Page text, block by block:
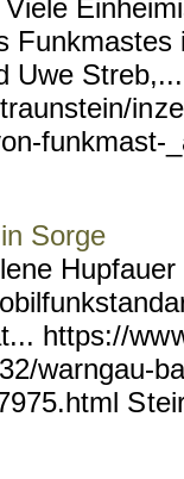
Uwe
in
funkmast-
Sorge
https://ww
warngau-
S